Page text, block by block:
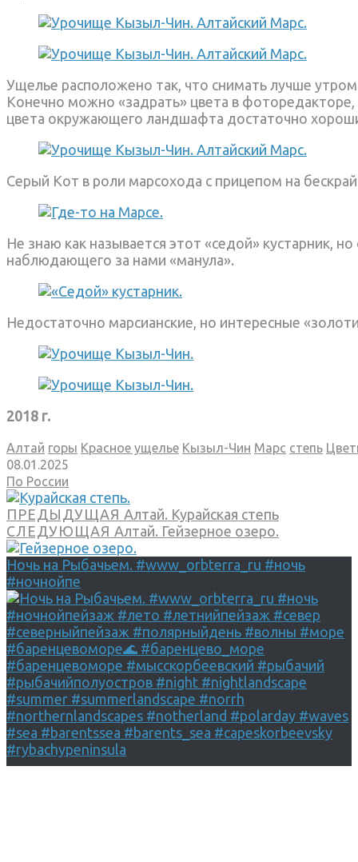
Ущелье расположено так, что снимать лучше
Конечно можно «задрать» цвета в
цвета окружающего ландшафта достаточно
Серый Кот в роли марсохода с прицепом на
Не знаю как называется этот «седой» кустарник,
наблюдающего за нами «манула».
Недостаточно марсианские, но интересные
2018 г.
Алтай горы Красное ущелье Кызыл-Чин Марс степь
08.01.2025
По России
ПРЕДЫДУЩАЯ Алтай. Курайская степь
СЛЕДУЮЩАЯ Алтай. Гейзерное озеро.
Ночь на Рыбачьем. #www_orbterra_ru #ночь
#ночнойпе